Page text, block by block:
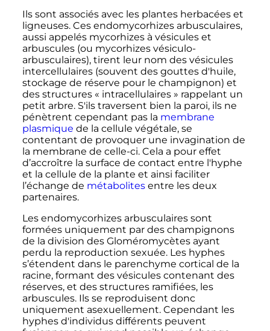
Ils sont associés avec les plantes herbacées et
ligneuses. Ces endomycorhizes arbusculaires,
aussi appelés mycorhizes à vésicules et
arbuscules (ou mycorhizes vésiculo-
arbusculaires), tirent leur nom des vésicules
intercellulaires (souvent des gouttes d'huile,
stockage de réserve pour le champignon) et
des structures « intracellulaires » rappelant un
petit arbre. S'ils traversent bien la paroi, ils ne
pénètrent cependant pas la membrane
plasmique de la cellule végétale, se
contentant de provoquer une invagination de
la membrane de celle-ci. Cela a pour effet
d’accroître la surface de contact entre l'hyphe
et la cellule de la plante et ainsi faciliter
l’échange de métabolitesentre les deux
partenaires.
Les endomycorhizes arbusculaires sont
formées uniquement par des champignons
de la division des Gloméromycètes ayant
perdu la reproduction sexuée. Les hyphes
s’étendent dans le parenchyme cortical de la
racine, formant des vésicules contenant des
réserves, et des structures ramifiées, les
arbuscules. Ils se reproduisent donc
uniquement asexuellement. Cependant les
hyphes d'individus différents peuvent